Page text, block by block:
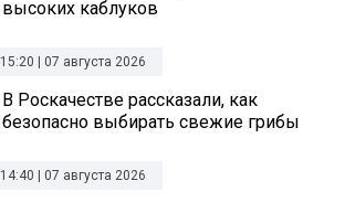
высоких каблуков
15:20 | 07 августа 2026
В Роскачестве рассказали, как
безопасно выбирать свежие грибы
14:40 | 07 августа 2026